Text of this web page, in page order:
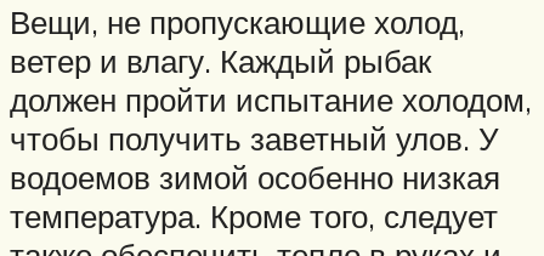
Вещи, не пропускающие холод,
ветер и влагу. Каждый рыбак
должен пройти испытание холодом,
чтобы получить заветный улов. У
водоемов зимой особенно низкая
температура. Кроме того, следует